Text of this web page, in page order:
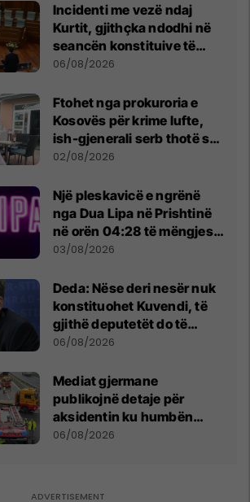
Incidenti me vezë ndaj
Kurtit, gjithçka ndodhi në
seancën konstituive të
Kuvendit
06/08/2026
Ftohet nga prokuroria e
Kosovës për krime lufte,
ish-gjenerali serb thotë se
dikush e tradhtoi në
02/08/2026
Një pleskavicë e ngrënë
nga Dua Lipa në Prishtinë
në orën 04:28 të mëngjesit
- dhe bota digjitale serbe
03/08/2026
Deda: Nëse deri nesër nuk
konstituohet Kuvendi, të
gjithë deputetët do të
bëjnë shkelje të rëndë
06/08/2026
Mediat gjermane
publikojnë detaje për
aksidentin ku humbën
jetën tre mërgimtarë nga
06/08/2026